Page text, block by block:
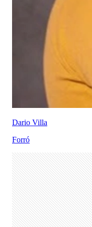
Dario Villa
Forró